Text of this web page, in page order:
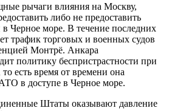
рычаги влияния на Москву,
либо не предоставить
Черное море. В течение последних
трафик торговых и военных судов
Монтрё. Анкара
политику беспристрастности при
есть время от времени она
в доступе в Черное море.
Штаты оказывают давление